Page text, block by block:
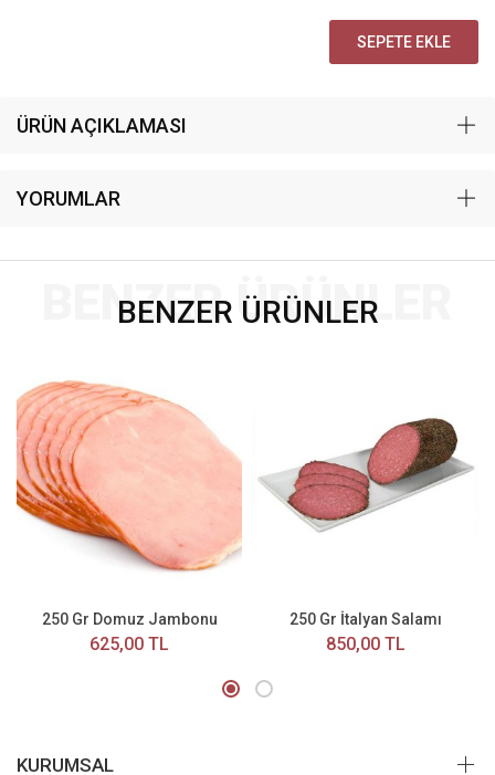
SEPETE EKLE
ÜRÜN AÇIKLAMASI
YORUMLAR
BENZER ÜRÜNLER
BENZER ÜRÜNLER
250 Gr Domuz Jambonu
625,00 TL
250 Gr İtalyan Salamı
850,00 TL
KURUMSAL